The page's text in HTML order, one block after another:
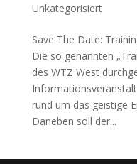
Unkategorisiert
Save The Date:
Die so genannten
des WTZ West
rund um das geistige
Daneben soll der...